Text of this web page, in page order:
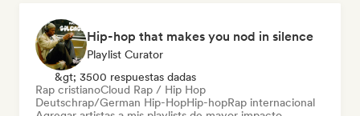
Hip-hop that makes you nod in silence
Playlist Curator
&gt; 3500 respuestas dadas
Rap cristianoCloud Rap / Hip Hop
Deutschrap/German Hip-HopHip-hopRap internacional